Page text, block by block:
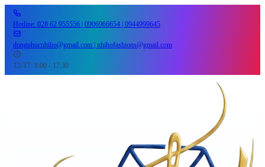
Hotline: 028 62 955556 | 0906966654 | 0944999645
dongphucnhiho@gmail.com | nhihofashions@gmail.com
T2-T7: 8:00 - 17:30